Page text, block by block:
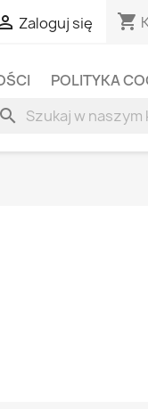
Zaloguj się shopping_cart
POLITYKA
search